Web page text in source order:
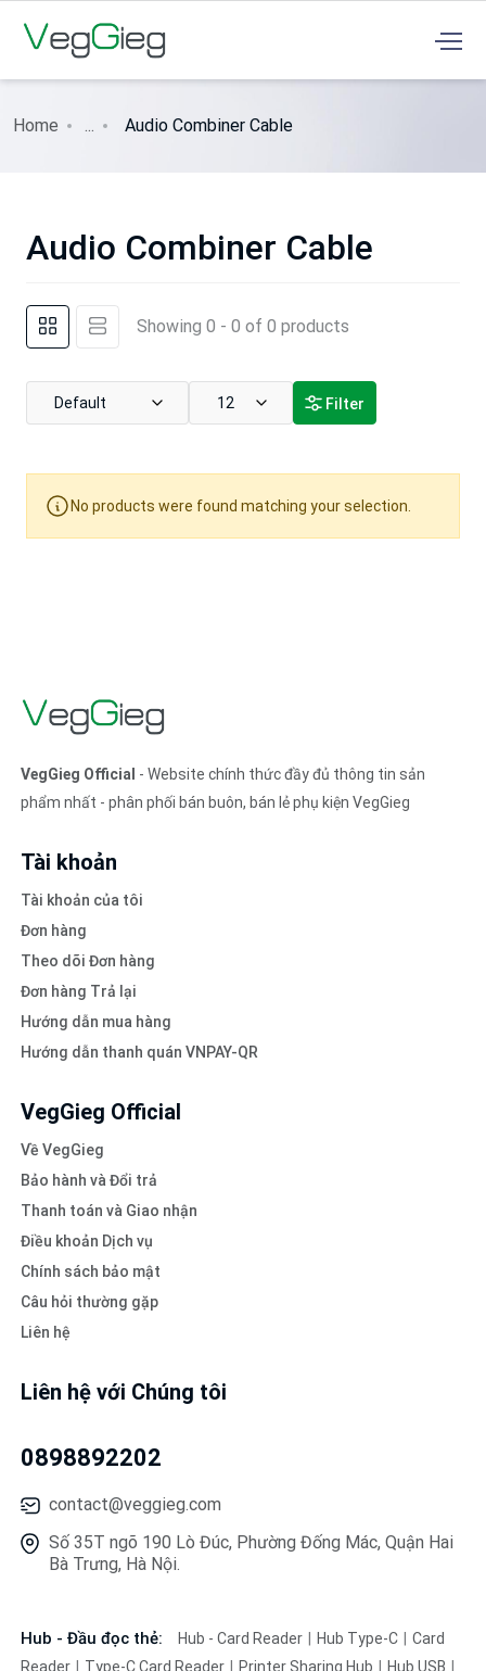
Home ... Audio Combiner Cable
Audio Combiner Cable
Showing 0 - 0 of 0 products
Default 12 Filter
No products were found matching your selection.
VegGieg Official - Website chính thức đầy đủ thông tin sản
phẩm nhất - phân phối bán buôn, bán lẻ phụ kiện VegGieg
Tài khoản
Tài khoản của tôi
Đơn hàng
Theo dõi Đơn hàng
Đơn hàng Trả lại
Hướng dẫn mua hàng
Hướng dẫn thanh quán VNPAY-QR
VegGieg Official
Về VegGieg
Bảo hành và Đổi trả
Thanh toán và Giao nhận
Điều khoản Dịch vụ
Chính sách bảo mật
Câu hỏi thường gặp
Liên hệ
Liên hệ với Chúng tôi
0898892202
contact@veggieg.com
Số 35T ngõ 190 Lò Đúc, Phường Đống Mác, Quận Hai
Bà Trưng, Hà Nội.
Hub - Đầu đọc thẻ: Hub - Card Reader Hub Type-C
Card
Reader
Type-C Card Reader Printer Sharing Hub
Hub USB